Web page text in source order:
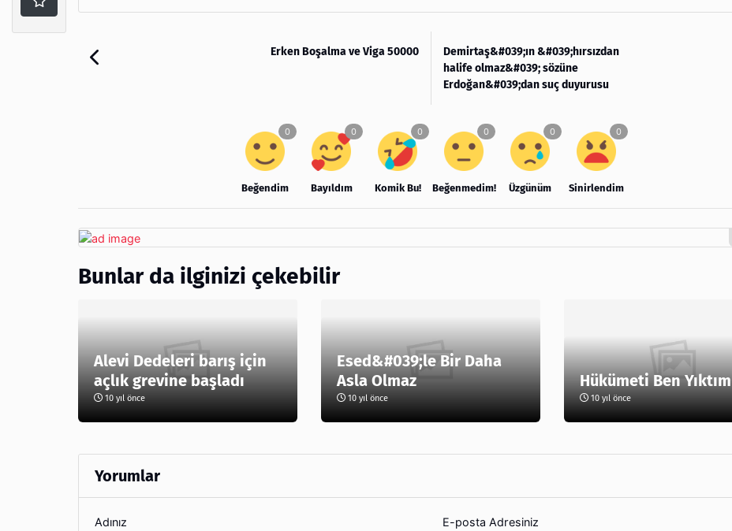
Erken Boşalma ve Viga 50000
Demirtaş&#039;ın &#039;hırsızdan
halife olmaz&#039; sözüne
Erdoğan&#039;dan suç duyurusu
Beğendim Bayıldım Komik Bu! Beğenmedim! Üzgünüm Sinirlendim
Bunlar da ilginizi çekebilir
Alevi Dedeleri barış için
açlık grevine başladı
10 yıl önce
Esed&#039;le Bir Daha
Asla Olmaz
10 yıl önce
Hükümeti Ben Yıktım
10 yıl önce
Yorumlar
Adınız E-posta Adresiniz